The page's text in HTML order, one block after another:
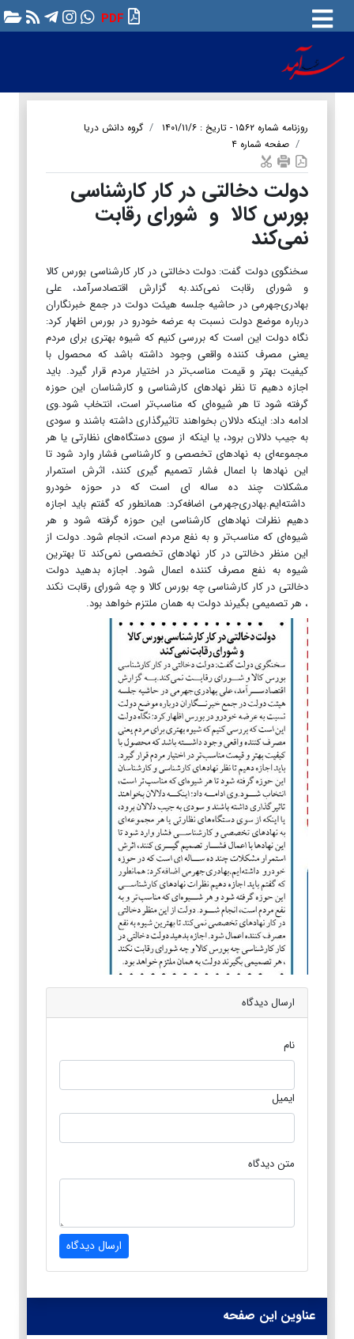
PDF
روزنامه شماره ۱۵۶۲ - تاریخ : ۱۴۰۱/۱۱/۶
گروه دانش دریا
صفحه شماره ۴
دولت دخالتی در کار کارشناسی
بورس کالا و شورای رقابت
نمی‌کند
سخنگوی دولت گفت: دولت دخالتی در کار کارشناسی بورس کالا
و شورای رقابت نمی‌کند.به گزارش اقتصادسرآمد، علی
بهادری‌جهرمی در حاشیه جلسه هیئت دولت در جمع خبرنگاران
درباره موضع دولت نسبت به عرضه خودرو در بورس اظهار کرد:
نگاه دولت این است که بررسی کنیم که شیوه بهتری برای مردم
یعنی مصرف کننده واقعی وجود داشته باشد که محصول با
کیفیت بهتر و قیمت مناسب‌تر در اختیار مردم قرار گیرد. باید
اجازه دهیم تا نظر نهادهای کارشناسی و کارشناسان این حوزه
گرفته شود تا هر شیوه‌ای که مناسب‌تر است، انتخاب شود.وی
ادامه داد: اینکه دلالان بخواهند تاثیرگذاری داشته باشند و سودی
به جیب دلالان برود، یا اینکه از سوی دستگاه‌های نظارتی یا هر
مجموعه‌ای به نهادهای تخصصی و کارشناسی فشار وارد شود تا
این نهادها با اعمال فشار تصمیم گیری کنند، اثرش استمرار
مشکلات چند ده ساله ای است که در حوزه خودرو
داشته‌ایم.بهادری‌جهرمی اضافه‌کرد: همانطور که گفتم باید اجازه
دهیم نظرات نهادهای کارشناسی این حوزه گرفته شود و هر
شیوه‌ای که مناسب‌تر و به نفع مردم است، انجام شود. دولت از
این منظر دخالتی در کار نهادهای تخصصی نمی‌کند تا بهترین
شیوه به نفع مصرف کننده اعمال شود. اجازه بدهید دولت
دخالتی در کار کارشناسی چه بورس کالا و چه شورای رقابت نکند
، هر تصمیمی بگیرند دولت به همان ملتزم خواهد بود.
ارسال دیدگاه
نام
ایمیل
متن دیدگاه
ارسال دیدگاه
عناوین این صفحه